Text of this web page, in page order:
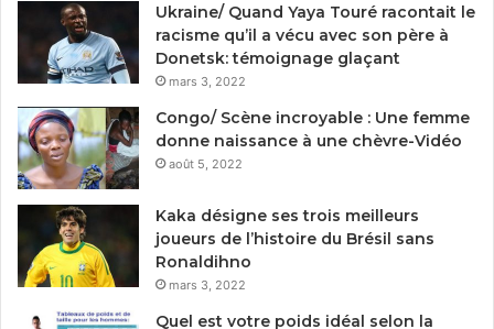
Ukraine/ Quand Yaya Touré racontait le
racisme qu’il a vécu avec son père à
Donetsk: témoignage glaçant
mars 3, 2022
Congo/ Scène incroyable : Une femme
donne naissance à une chèvre-Vidéo
août 5, 2022
Kaka désigne ses trois meilleurs
joueurs de l’histoire du Brésil sans
Ronaldihno
mars 3, 2022
Quel est votre poids idéal selon la